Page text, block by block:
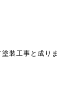
装工事と成りま